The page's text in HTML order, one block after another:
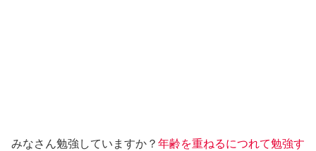
みなさん勉強していますか？ 年齢を重ねるにつれて勉強す